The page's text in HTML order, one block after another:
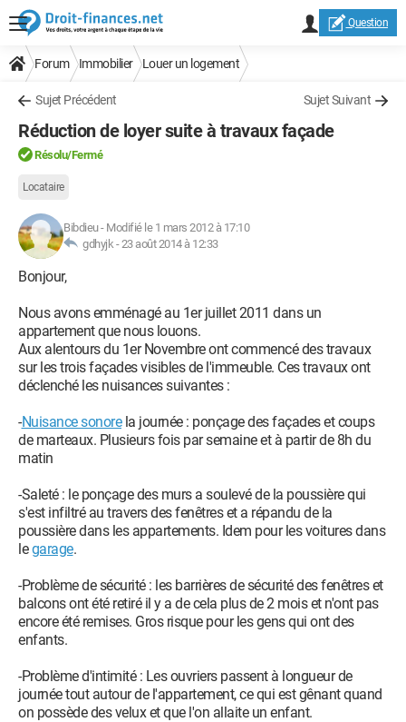
Question
Forum Immobilier Louer un logement
Sujet Précédent Sujet Suivant
Réduction de loyer suite à travaux façade
Résolu/Fermé
Locataire
Bibdieu- Modifié le 1 mars 2012 à 17:10
gdhyjk -23 août 2014 à 12:33
Bonjour,
Nous avons emménagé au 1er juillet 2011 dans un
appartement que nous louons.
Aux alentours du 1er Novembre ont commencé des travaux
sur les trois façades visibles de l'immeuble. Ces travaux ont
déclenché les nuisances suivantes :
-Nuisance sonorela journée : ponçage des façades et coups
de marteaux. Plusieurs fois par semaine et à partir de 8h du
matin
-Saleté : le ponçage des murs a soulevé de la poussière qui
s'est infiltré au travers des fenêtres et a répandu de la
poussière dans les appartements. Idem pour les voitures dans
legarage.
-Problème de sécurité : les barrières de sécurité des fenêtres et
balcons ont été retiré il y a de cela plus de 2 mois et n'ont pas
encore été remises. Gros risque pour les gens qui ont des
enfants.
-Problème d'intimité : Les ouvriers passent à longueur de
journée tout autour de l'appartement, ce qui est gênant quand
on possède des velux et que l'on allaite un enfant.